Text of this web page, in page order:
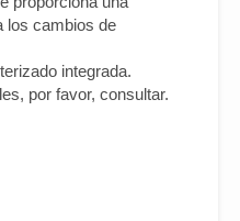
los cambios de
integrada.
por favor, consultar.